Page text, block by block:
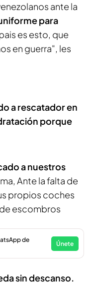
ante la
para
es esto, que
en guerra", les
a rescatador en
porque
a nuestros
Ante la falta de
propios coches
escombros
de
Únete
sin descanso.